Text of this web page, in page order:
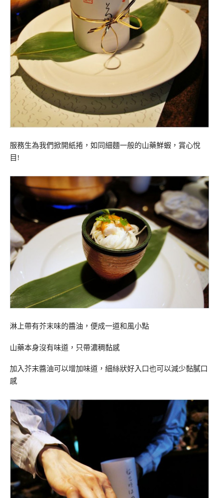
服務生為我們掀開紙捲，如同細麵一般的山藥鮮蝦，賞心悅
目!
淋上帶有芥末味的醬油，便成一道和風小點
山藥本身沒有味道，只帶濃稠黏感
加入芥末醬油可以增加味道，細絲狀好入口也可以減少黏膩口
感